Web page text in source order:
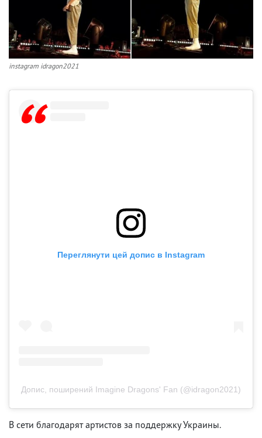
instagram idragon2021
Переглянути цей допис в Instagram
Допис, поширений Imagine Dragons' Fan (@idragon2021)
В сети благодарят артистов за поддержку Украины.